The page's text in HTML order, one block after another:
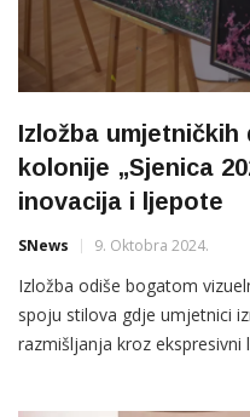
Izložba umjetničkih
kolonije „Sjenica
inovacija i ljepote
SNews 9. Oktobra 2024.
Izložba odiše bogatom
spoju stilova gdje umjetnici
razmišljanja kroz